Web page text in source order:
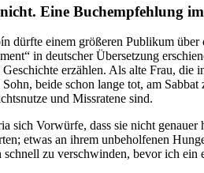
Eine Buchempfehlung
dürfte einem größeren Publikum
in deutscher Übersetzung
erzählen. Als alte Frau,
beide schon lange tot, am
und Missratene sind.
sich Vorwürfe, dass sie nicht
etwas an ihrem unbeholfenen
zu verschwinden, bevor ich